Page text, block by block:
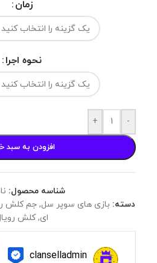
زمان
نحوه اجرا
-
+
افزودن به سبد
شناسه محصول:
دسته: بازی های سوپر سل, جم کلش
ای, کلش
clanselladmin